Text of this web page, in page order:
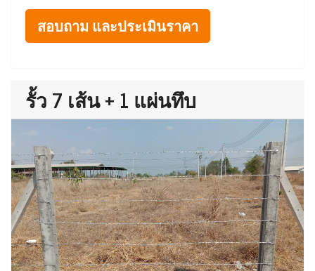
สอบถาม และประเมินราคา
รั้ว 7 เส้น + 1 แผ่นทึบ